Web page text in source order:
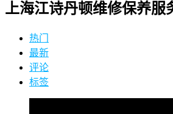
上海江诗丹顿维修保养服
热门
最新
评论
标签